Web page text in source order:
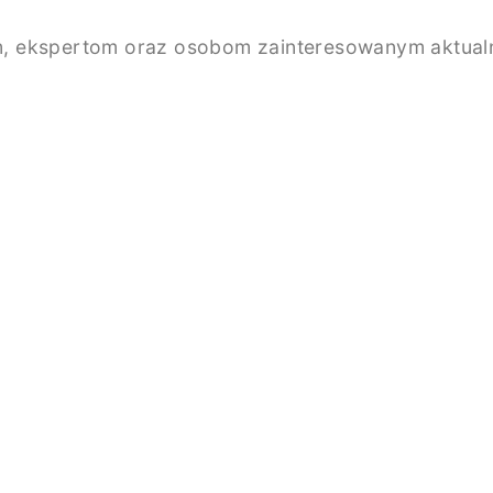
ekspertom oraz osobom zainteresowanym